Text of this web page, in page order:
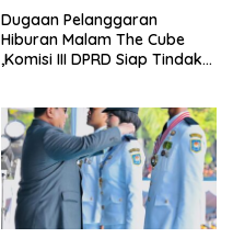
Dugaan Pelanggaran
Hiburan Malam The Cube
,Komisi III DPRD Siap Tindak